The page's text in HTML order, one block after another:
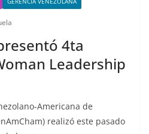
4ta
Leadership
Americana de
realizó este pasado